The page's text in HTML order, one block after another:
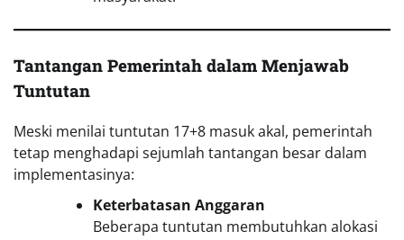
Tantangan Pemerintah dalam Menjawab
Tuntutan
Meski menilai tuntutan 17+8 masuk akal, pemerintah
tetap menghadapi sejumlah tantangan besar dalam
implementasinya:
Keterbatasan Anggaran
Beberapa tuntutan membutuhkan alokasi